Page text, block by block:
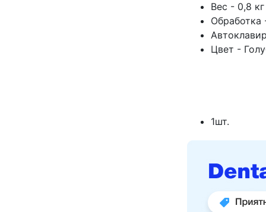
Вес - 0,8 кг
Цвет -
1шт.